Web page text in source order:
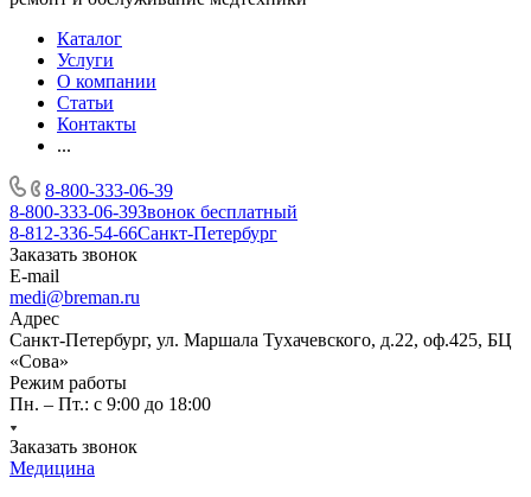
Каталог
Услуги
О компании
Статьи
Контакты
...
8-800-333-06-39
8-800-333-06-39Звонок бесплатный
8-812-336-54-66Санкт-Петербург
Заказать звонок
E-mail
medi@breman.ru
Адрес
Санкт-Петербург, ул. Маршала Тухачевского, д.22, оф.425, БЦ
«Сова»
Режим работы
Пн. – Пт.: с 9:00 до 18:00
Заказать звонок
Медицина